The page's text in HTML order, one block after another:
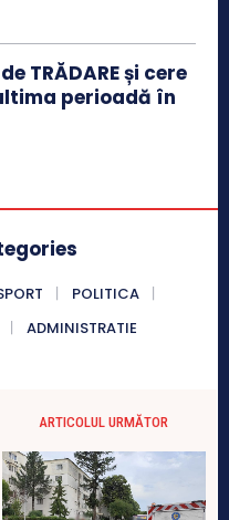
TRĂDARE și cere
perioadă în
POLITICA
ADMINISTRATIE
ARTICOLUL URMĂTOR